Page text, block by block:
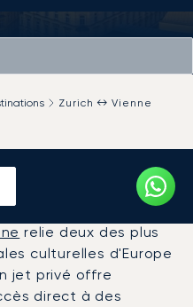
Zurich ↔ Vienne
entre
relie deux des plus
culturelles d'Europe
jet privé offre
direct à des